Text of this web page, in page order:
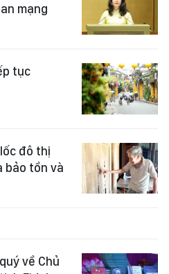
mạng
tục
đô thị
bảo tồn và
về Chủ